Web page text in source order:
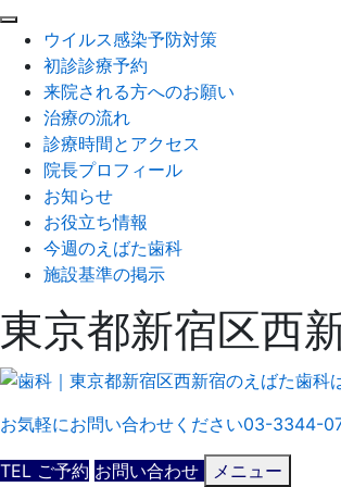
ウイルス感染予防対策
初診診療予約
来院される方へのお願い
治療の流れ
診療時間とアクセス
院長プロフィール
お知らせ
お役立ち情報
今週のえばた歯科
施設基準の掲示
東京都新宿区西
お気軽にお問い合わせください03-3344-
TEL ご予約 お問い合わせ メニュー